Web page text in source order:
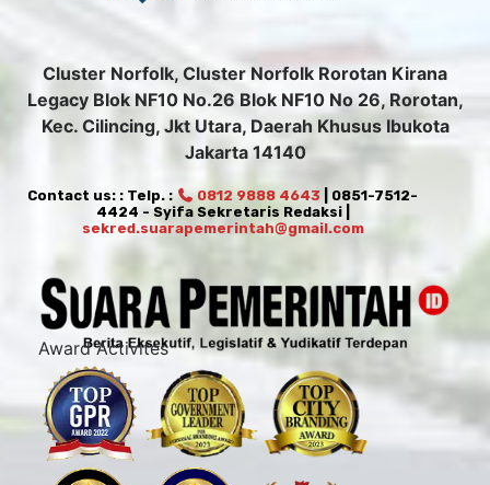
Cluster Norfolk, Cluster Norfolk Rorotan Kirana
Legacy Blok NF10 No.26 Blok NF10 No 26, Rorotan,
Kec. Cilincing, Jkt Utara, Daerah Khusus Ibukota
Jakarta 14140
Contact us: : Telp. : 0812 9888 4643 | 0851-7512-
4424 - Syifa Sekretaris Redaksi |
sekred.suarapemerintah@gmail.com
Award Activites